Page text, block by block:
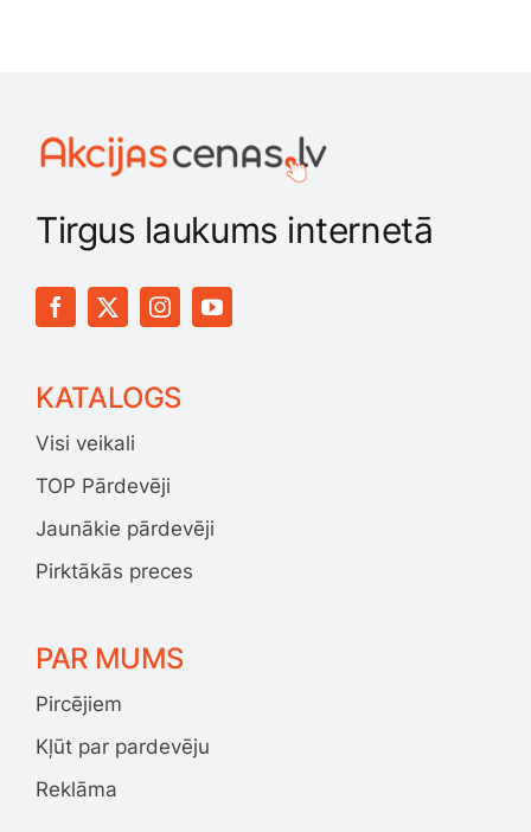
Tirgus laukums internetā
KATALOGS
Visi veikali
TOP Pārdevēji
Jaunākie pārdevēji
Pirktākās preces
PAR MUMS
Pircējiem
Kļūt par pardevēju
Reklāma